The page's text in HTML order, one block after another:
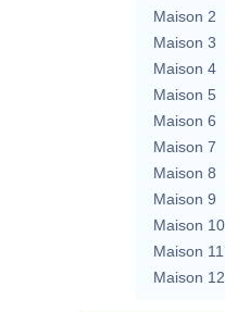
Maison 2
Maison 3
Maison 4
Maison 5
Maison 6
Maison 7
Maison 8
Maison 9
Maison 10
Maison 11
Maison 12